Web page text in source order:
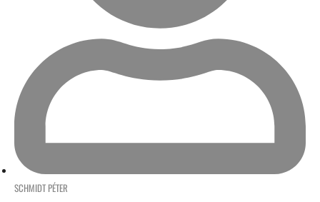
SCHMIDT PÉTER